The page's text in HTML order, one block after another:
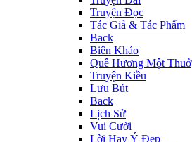
Truyện Đọc
Tác Giả & Tác Phẩm
Back
Biên Khảo
Quê Hương Một Thuở
Truyện Kiều
Lưu Bút
Back
Lịch Sử
Vui Cười
Lời Hay Ý Đẹp